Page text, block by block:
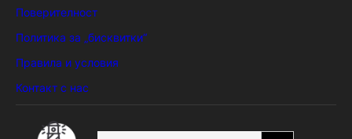
Поверителност
Политика за „бисквитки“
Правила и условия
Контакт с нас